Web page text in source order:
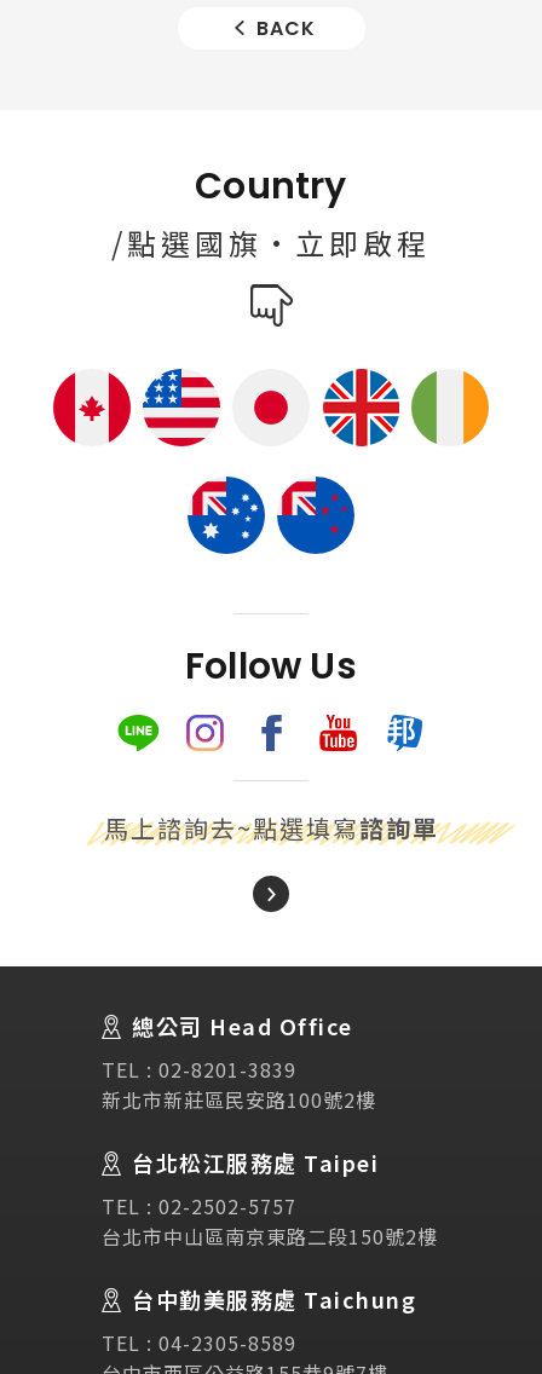
講座活動
Testimonial
Links 相關連結
使用條款 免責聲明 隱私權保護政策
BACK
Country
/點選國旗·立即啟程
Follow Us
馬上諮詢去~點選填寫諮詢單
總公司 Head Office
TEL : 02-8201-3839
新北市新莊區民安路100號2樓
台北松江服務處 Taipei
TEL : 02-2502-5757
台北市中山區南京東路二段150號2樓
台中勤美服務處 Taichung
TEL : 04-2305-8589